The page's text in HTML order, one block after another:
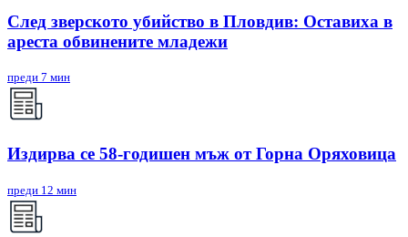
След зверското убийство в Пловдив: Оставиха в
ареста обвинените младежи
преди 7 мин
Издирва се 58-годишен мъж от Горна Оряховица
преди 12 мин